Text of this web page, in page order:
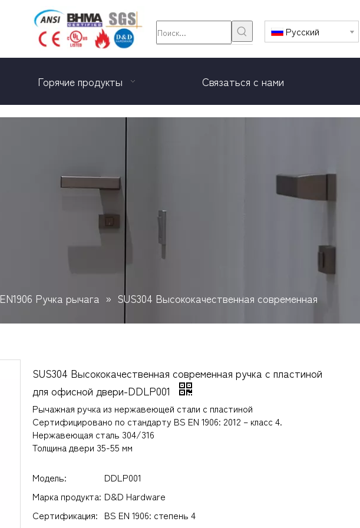
Pусский
Горячие продукты Связаться с нами
EN1906 Ручка рычага » SUS304 Высококачественная современная
SUS304 Высококачественная современная ручка с пластиной
для офисной двери-DDLP001
Рычажная ручка из нержавеющей стали с пластиной
Сертифицировано по стандарту BS EN 1906: 2012 – класс 4.
Нержавеющая сталь 304/316
Толщина двери 35-55 мм
Модель:
DDLP001
Марка продукта: D&D Hardware
Сертификация: BS EN 1906: степень 4